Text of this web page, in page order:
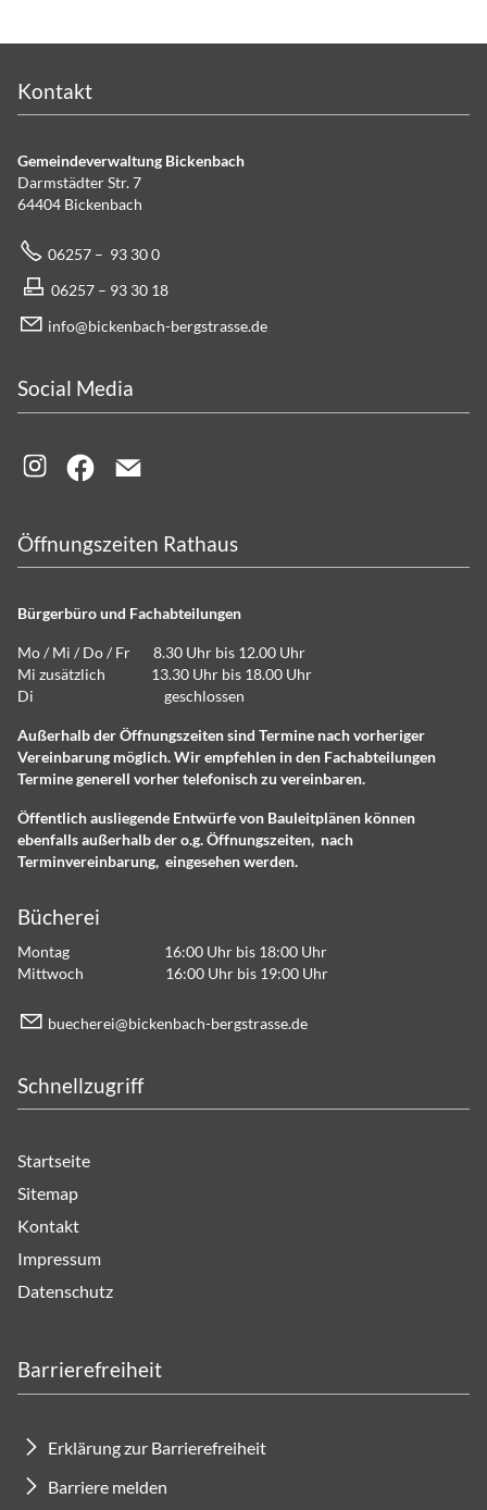
Kontakt
Gemeindeverwaltung Bickenbach
Darmstädter Str. 7
64404 Bickenbach
06257 – 93 30 0
06257 – 93 30 18
info@bickenbach-bergstrasse.de
Social Media
Öffnungszeiten Rathaus
Bürgerbüro und Fachabteilungen
Mo / Mi / Do / Fr 8.30 Uhr bis 12.00 Uhr
Mi zusätzlich 13.30 Uhr bis 18.00 Uhr
Di geschlossen
Außerhalb der Öffnungszeiten sind Termine nach vorheriger
Vereinbarung möglich. Wir empfehlen in den Fachabteilungen
Termine generell vorher telefonisch zu vereinbaren.
Öffentlich ausliegende Entwürfe von Bauleitplänen können
ebenfalls außerhalb der o.g. Öffnungszeiten, nach
Terminvereinbarung, eingesehen werden.
Bücherei
Montag 16:00 Uhr bis 18:00 Uhr
Mittwoch 16:00 Uhr bis 19:00 Uhr
b ch r b ck nb ch-b rgstr ss d
Schnellzugriff
Startseite
Sitemap
Kontakt
Impressum
Datenschutz
Barrierefreiheit
Erklärung zur Barrierefreiheit
Barriere melden